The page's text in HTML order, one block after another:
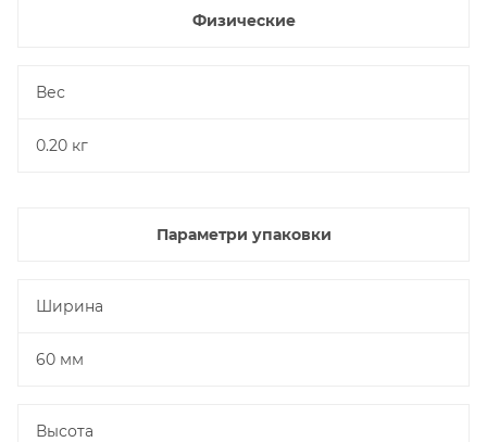
Физические
Вес
0.20 кг
Параметри упаковки
Ширина
60 мм
Высота